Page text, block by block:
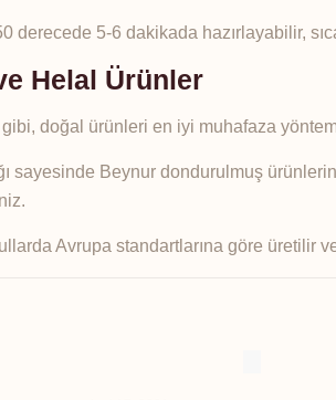
derecede 5-6 dakikada hazırlayabilir,
Helal Ürünler
doğal ürünleri en iyi muhafaza
sayesinde Beynur dondurulmuş
Avrupa standartlarına göre üretilir